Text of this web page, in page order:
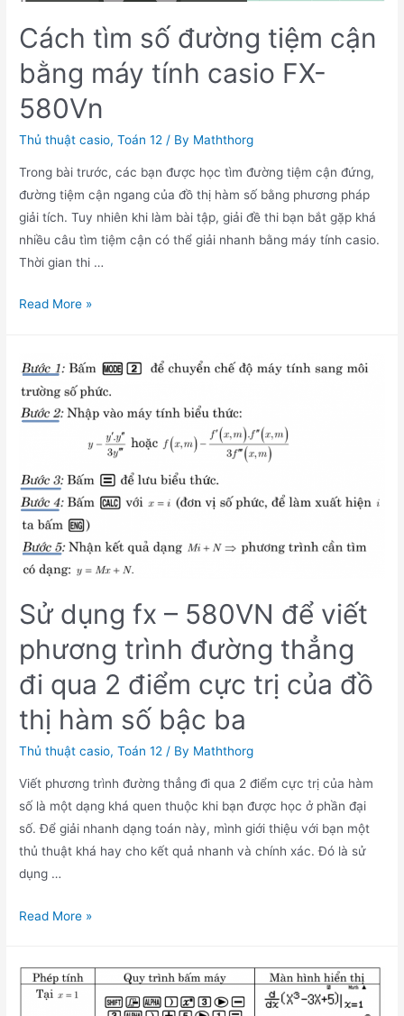
Cách tìm số đường tiệm cận
bằng máy tính casio FX-
580Vn
Thủ thuật casio,Toán 12 / By Maththorg
Trong bài trước, các bạn được học tìm đường tiệm cận đứng,
đường tiệm cận ngang của đồ thị hàm số bằng phương pháp
giải tích. Tuy nhiên khi làm bài tập, giải đề thi bạn bắt gặp khá
nhiều câu tìm tiệm cận có thể giải nhanh bằng máy tính casio.
Thời gian thi …
Cách
đường
tiệm
cận
tính
casio
FX-
580Vn
Read More »
Sử dụng fx – 580VN để viết
phương trình đường thẳng
đi qua 2 điểm cực trị của đồ
thị hàm số bậc ba
Thủ thuật casio,Toán 12 / By Maththorg
Viết phương trình đường thẳng đi qua 2 điểm cực trị của hàm
số là một dạng khá quen thuộc khi bạn được học ở phần đại
số. Để giải nhanh dạng toán này, mình giới thiệu với bạn một
thủ thuật khá hay cho kết quả nhanh và chính xác. Đó là sử
dụng …
Sử
–
580VN
Read More »